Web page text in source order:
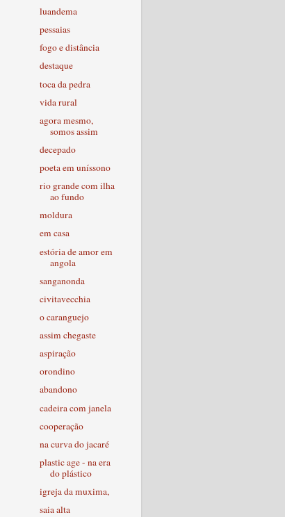
luandema
pessaias
fogo e distância
destaque
toca da pedra
vida rural
agora mesmo,
somos assim
decepado
poeta em uníssono
rio grande com ilha
ao fundo
moldura
em casa
estória de amor em
angola
sanganonda
civitavecchia
o caranguejo
assim chegaste
aspiração
orondino
abandono
cadeira com janela
cooperação
na curva do jacaré
plastic age - na era
do plástico
igreja da muxima,
saia alta